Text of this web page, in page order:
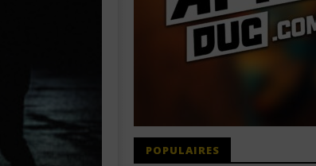
POPULAIRES